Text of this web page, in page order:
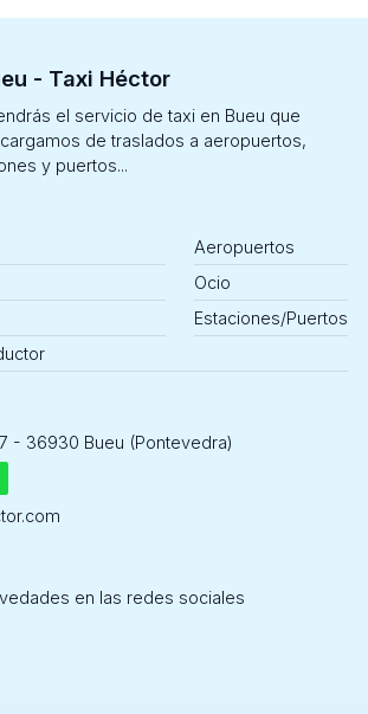
- Taxi Héctor
el servicio de taxi en Bueu que
de traslados a aeropuertos,
y puertos...
Aeropuertos
Ocio
Estaciones/Puertos
- 36930 Bueu (Pontevedra)
en las redes sociales